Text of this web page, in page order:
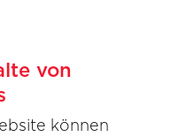
von
können